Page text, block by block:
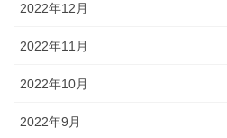
2022年12月
2022年11月
2022年10月
2022年9月